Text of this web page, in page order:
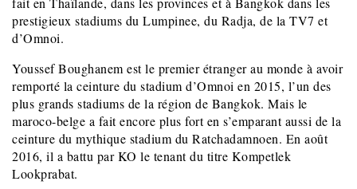
prestigieux stadiums du Lumpinee, du Radja, de la TV7 et
d’Omnoi.
Youssef Boughanem est le premier étranger au monde à avoir
remporté la ceinture du stadium d’Omnoi en 2015, l’un des
plus grands stadiums de la région de Bangkok. Mais le
maroco-belge a fait encore plus fort en s’emparant aussi de la
ceinture du mythique stadium du Ratchadamnoen. En août
2016, il a battu par KO le tenant du titre Kompetlek
Lookprabat.